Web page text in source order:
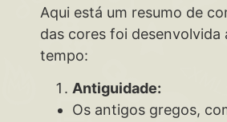
Aqui está um resumo de
das cores foi desenvolvida
tempo:
Antiguidade:
Os antigos gregos,